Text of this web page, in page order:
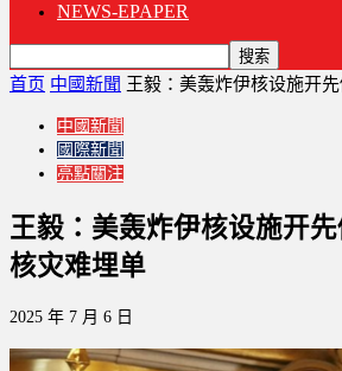
NEWS-EPAPER
首页 中國新聞 王毅：美轰炸伊核设施开先
中國新聞
國際新聞
亮點關注
王毅：美轰炸伊核设施开
核灾难埋单
2025 年 7 月 6 日